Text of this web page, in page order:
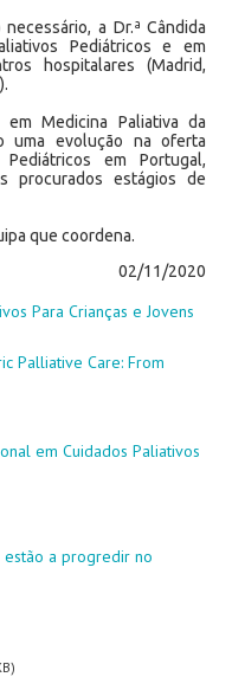
a Dr.ª Cândida
Pediátricos e em
hospitalares (Madrid,
Medicina Paliativa da
uma evolução na oferta
em Portugal,
procurados estágios de
que coordena.
02/11/2020
Para Crianças e Jovens
Palliative Care: From
em Cuidados Paliativos
estão a progredir no